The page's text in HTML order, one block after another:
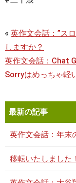
« 英作文会話：”ス
しますか？
英作文会話：Chat
Sorryはめっちゃ軽
最新の記事
英作文会話：年末
移転いたしました